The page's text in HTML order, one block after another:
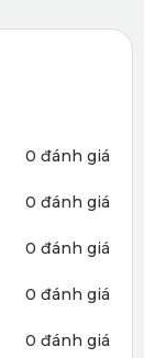
0 đánh giá
0 đánh giá
0 đánh giá
0 đánh giá
0 đánh giá